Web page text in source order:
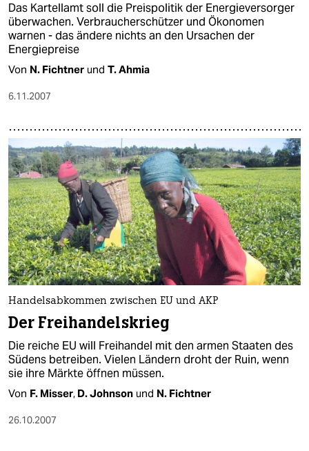
Das Kartellamt soll die Preispolitik der Energieversorger
überwachen. Verbraucherschützer und Ökonomen
warnen - das ändere nichts an den Ursachen der
Energiepreise
Von N. Fichtner und T. Ahmia
6.11.2007
Handelsabkommen zwischen EU und AKP
Der Freihandelskrieg
Die reiche EU will Freihandel mit den armen Staaten des
Südens betreiben. Vielen Ländern droht der Ruin, wenn
sie ihre Märkte öffnen müssen.
Von F. Misser, D. Johnson und N. Fichtner
26.10.2007